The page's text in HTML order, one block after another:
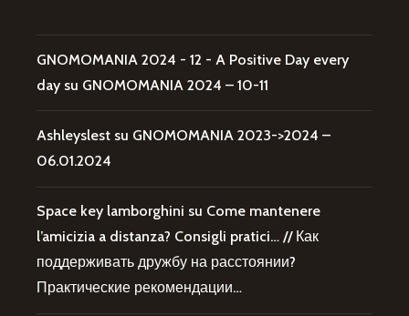
GNOMOMANIA 2024 - 12 - A Positive Day every
day su GNOMOMANIA 2024 – 10-11
Ashleyslest su GNOMOMANIA 2023->2024 –
06.01.2024
Space key lamborghini su Come mantenere
l’amicizia a distanza? Consigli pratici… // Как
поддерживать дружбу на расстоянии?
Практические рекомендации…